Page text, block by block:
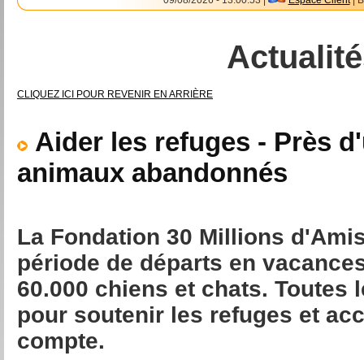
CLIQUEZ ICI POUR REVENIR EN ARRIÈRE
Aider les refuges - Près
animaux abandonnés
La Fondation 30 Millions
période de départs en
60.000 chiens et chats.
pour soutenir les refuges et
compte.